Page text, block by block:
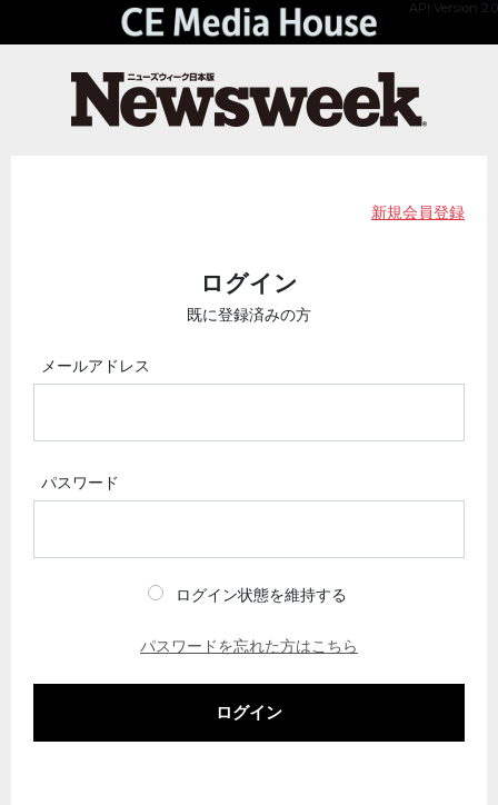
API Version 2.0
新規会員登録
ログイン
既に登録済みの方
メールアドレス
パスワード
ログイン状態を維持する
パスワードを忘れた方はこちら
ログイン